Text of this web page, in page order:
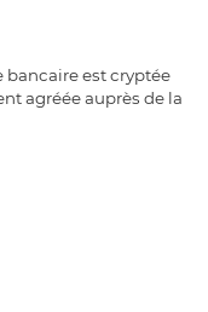
bancaire est cryptée
agréée auprès de la